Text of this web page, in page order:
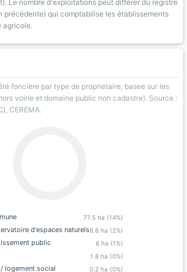
Le nombre d'exploitations peut différer du registre
précédente) qui comptabilise les établissements
agricole.
foncière par type de proprietaire, basee sur les
voirie et domaine public non cadastre). Source :
CEREMA.
77.5 ha (14%)
d'espaces naturels8.6 ha (2%)
public 6 ha (1%)
1.8 ha (0%)
logement social 0.2 ha (0%)